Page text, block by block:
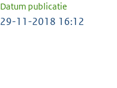
Datum publicatie
29-11-2018 16:12